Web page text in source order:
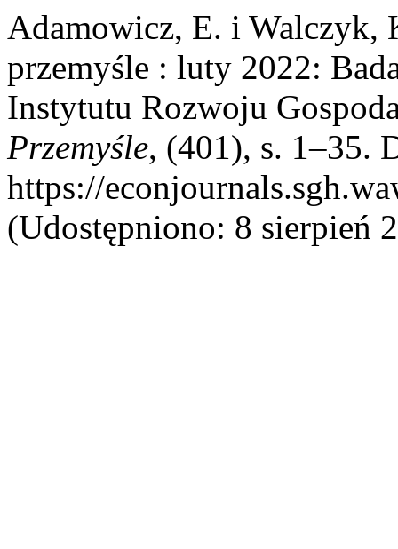
Adamowicz, E. i Walczyk,
przemyśle : luty 2022:
Instytutu Rozwoju
Przemyśle, (401), s. 1–35.
https://
(Udostępniono: 8 sierpień